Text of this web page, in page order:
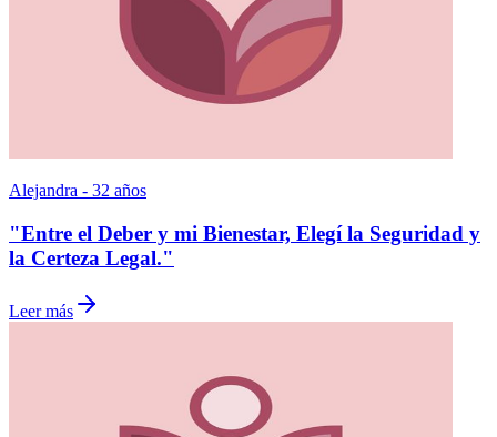
Alejandra - 32 años
"Entre el Deber y mi Bienestar, Elegí la Seguridad y
la Certeza Legal."
Leer más